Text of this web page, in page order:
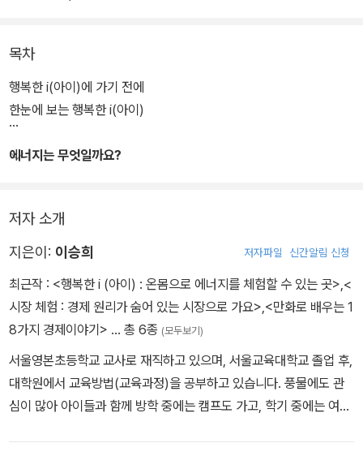
한 학습을 자연스럽게 할 수 있도록 했다.
각 권마다 체험학습 현장에 가기 전에 준비해야 할 사항을 실었다. 현
장 정보, 현장에서 주의할 점, 교통편, 약도 등을 상세히 실어서 체험
학습 시 사전 계획을 꼼꼼히 세울 수 있도록 했다. 체험학습 장소의 특
관된 학년별 단원을 실었다.
목차
행복한 i(아이)에 가기 전에
한눈에 보는 행복한 i(아이)
에너지는 무엇일까요?
저자 소개
지은이: 이승희 저자파일 신간알림 신청
최근작 : <행복한 i (아이) : 온몸으로 에너지를 체험할 수 있는 곳>,<
시장 체험 : 경제 원리가 숨어 있는 시장으로 가요>,<만화로 배우는 1
8가지 경제이야기> … 총 6종 (모두보기)
서울영본초등학교 교사로 재직하고 있으며, 서울교육대학교 졸업 후,
대학원에서 교육방법(교육과정)을 공부하고 있습니다. 풍물에도 관
심이 많아 아이들과 함께 방학 중에는 캠프도 가고, 학기 중에는 여기